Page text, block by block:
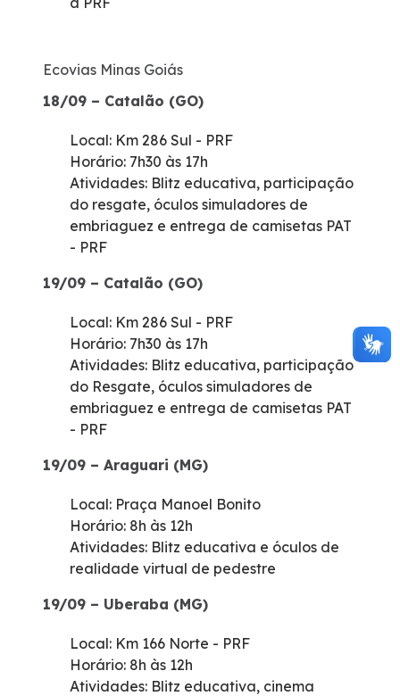
Ecovias Minas Goiás
18/09 – Catalão (GO)
Local: Km 286 Sul - PRF
Horário: 7h30 às 17h
Atividades: Blitz educativa, participação
do resgate, óculos simuladores de
embriaguez e entrega de camisetas PAT
- PRF
19/09 – Catalão (GO)
Local: Km 286 Sul - PRF
Horário: 7h30 às 17h
Atividades: Blitz educativa, participação
do Resgate, óculos simuladores de
embriaguez e entrega de camisetas PAT
- PRF
19/09 – Araguari (MG)
Local: Praça Manoel Bonito
Horário: 8h às 12h
Atividades: Blitz educativa e óculos de
realidade virtual de pedestre
19/09 – Uberaba (MG)
Local: Km 166 Norte - PRF
Horário: 8h às 12h
Atividades: Blitz educativa, cinema